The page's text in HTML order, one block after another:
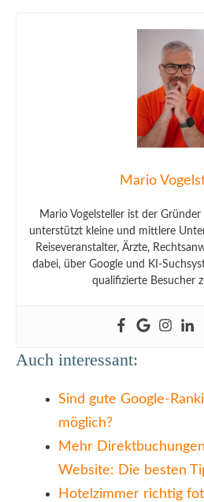
Mario
Mario Vogelsteller ist der Gründer
unterstützt kleine und mittlere
Reiseveranstalter, Ärzte,
dabei, über Google und KI-
qualifizierte Besucher
Auch interessant:
Sind gute Google-
möglich?
Mehr
Website: Die besten
Hotelzimmer richtig